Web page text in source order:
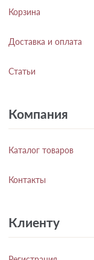
Корзина
Доставка и оплата
Статьи
Компания
Каталог товаров
Контакты
Клиенту